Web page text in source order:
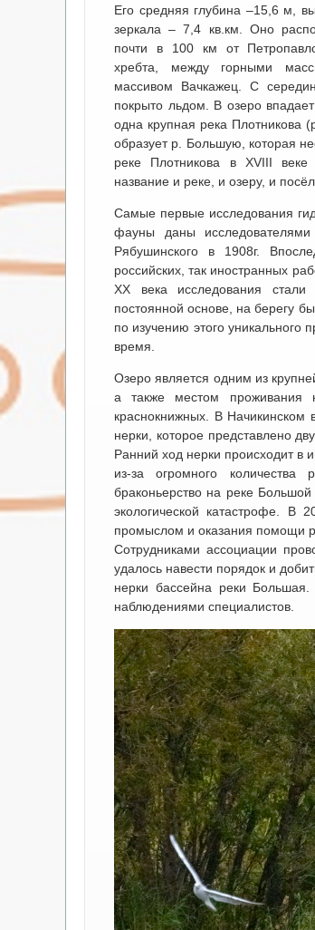
Его средняя глубина –15,6 м,
зеркала – 7,4 кв.км. Оно
почти в 100 км от
хребта, между горными
массивом Вачкажец. С
покрыто льдом. В озеро
одна крупная река Плотникова
образует р. Большую, которая
реке Плотникова в XVIII
название и реке, и озеру, и
Самые первые исследования
фауны даны исследователями
Рябушинского в 1908г.
российских, так иностранных
XX века исследования
постоянной основе, на берегу
по изучению этого
время.
Озеро является одним из
а также местом проживания
краснокнижных. В Начикинском
нерки, которое представлено
Ранний ход нерки происходит
из-за огромного
браконьерство на реке
экологической катастрофе. В
промыслом и оказания помощи
Сотрудниками ассоциации
удалось навести порядок и
нерки бассейна реки
наблюдениями специалистов.